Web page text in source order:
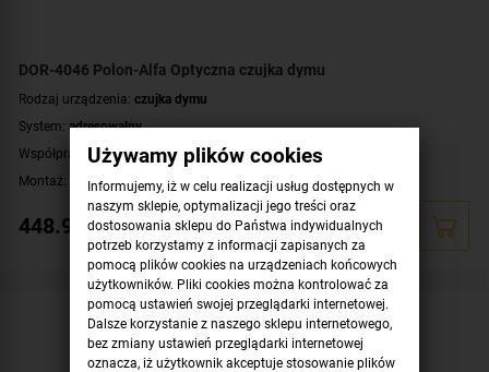
DOR-4046 Polon-Alfa Optyczna czujka dymu
Rodzaj urządzenia: czujka dymu
System: adresowalny
Współpraca: POLON 3000,POLON 4000,POLON 6000
Montaż:
na suficie
448.95zł
Używamy plików cookies
Informujemy, iż w celu realizacji usług dostępnych w
naszym sklepie, optymalizacji jego treści oraz
dostosowania sklepu do Państwa indywidualnych
potrzeb korzystamy z informacji zapisanych za
pomocą plików cookies na urządzeniach końcowych
użytkowników. Pliki cookies można kontrolować za
pomocą ustawień swojej przeglądarki internetowej.
Dalsze korzystanie z naszego sklepu internetowego,
bez zmiany ustawień przeglądarki internetowej
oznacza, iż użytkownik akceptuje stosowanie plików